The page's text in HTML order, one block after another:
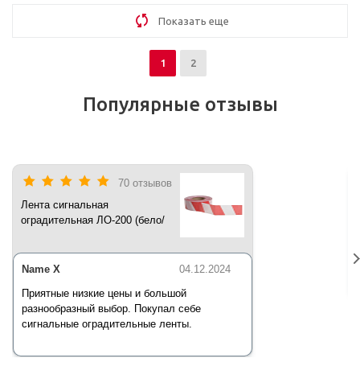
Показать еще
1 2
Популярные отзывы
70 отзывов
Лента сигнальная
оградительная ЛО-200 (бело/
04.12.2024
Name X
Приятные низкие цены и большой
разнообразный выбор. Покупал себе
сигнальные оградительные ленты.